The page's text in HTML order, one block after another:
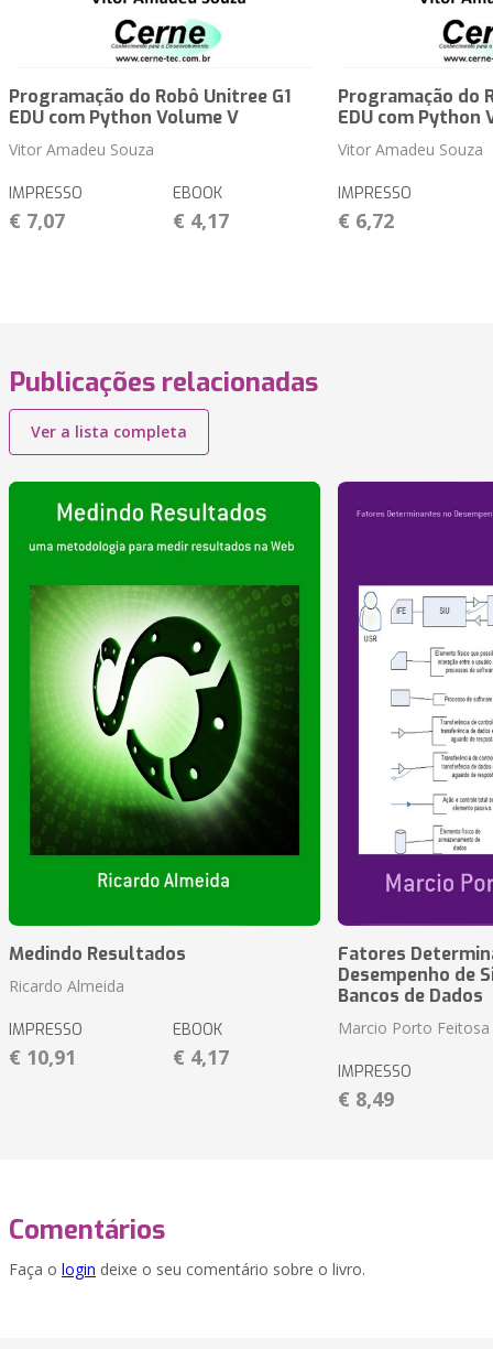
Programação do Robô Unitree G1
EDU com Python Volume V
Vitor Amadeu Souza
IMPRESSO
€ 7,07
EBOOK
€ 4,17
Programação do
EDU com Python
Vitor Amadeu Souza
IMPRESSO
€ 6,72
Publicações relacionadas
Ver a lista completa
Medindo Resultados
Ricardo Almeida
IMPRESSO
€ 10,91
EBOOK
€ 4,17
Fatores
Desempenho de
Bancos de Dados
Marcio Porto Feitosa
IMPRESSO
€ 8,49
Comentários
Faça o login deixe o seu comentário sobre o livro.